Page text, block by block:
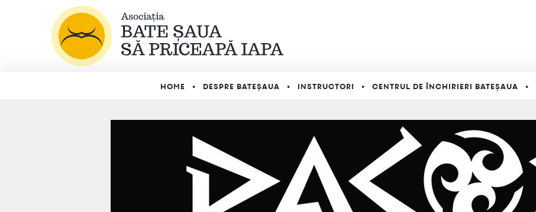
HOME DESPRE BATEȘAUA INSTRUCTORI CENTRUL DE ÎNCHIRIERI BATEȘAUA